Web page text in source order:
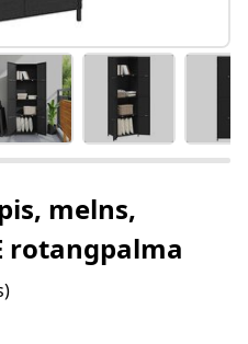
melns,
rotangpalma